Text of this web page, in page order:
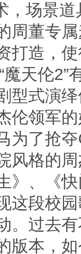
，场景
周董专
打造，
天伦
型式演
伦领军
为了抢
风格的
》、《
这段校
。过去
版本，